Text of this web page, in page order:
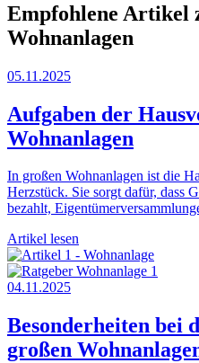
Empfohlene Artikel
Wohnanlagen
05.11.2025
Aufgaben der
Wohnanlagen
In großen Wohnanlagen ist die
Herzstück. Sie sorgt dafür, dass
bezahlt,
Artikel lesen
04.11.2025
Besonderheiten bei
großen